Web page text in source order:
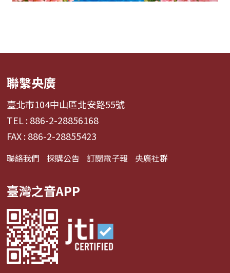
聯繫央廣
臺北市104中山區北安路55號
TEL : 886-2-28856168
FAX : 886-2-28855423
聯絡我們 採購公告 訂閱電子報 央廣社群
臺灣之音APP